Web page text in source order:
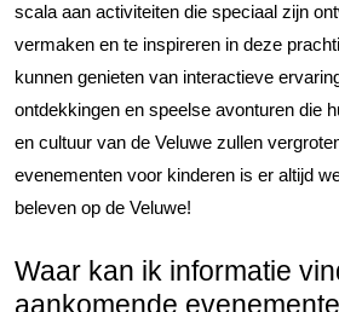
scala aan activiteiten die speciaal zijn
vermaken en te inspireren in deze
kunnen genieten van interactieve
ontdekkingen en speelse avonturen die
en cultuur van de Veluwe zullen
evenementen voor kinderen is er altijd
beleven op de Veluwe!
Waar kan ik informatie
aankomende